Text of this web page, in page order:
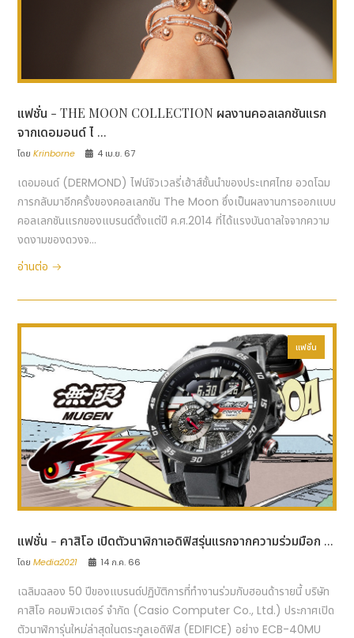
แฟชั่น - THE MOON COLLECTION ผลงานคอลเลกชันแรก
จากเดอมอนด์ ไ ...
โดยKrinborne 4 เม.ย. 67
เดอมอนด์ (DERMOND) ไฟน์จิวเวลรี่เฮ้าส์ชั้นนำของประเทศไทย อวดโฉม
การกลับมาอีกครั้งของคอลเลกชัน The Moon ซึ่งเป็นผลงานการออกแบบ
คอลเลกชันแรกของแบรนด์ตั้งแต่ปี ค.ศ.2014 ที่ได้แรงบันดาลใจจากความ
งดงามของดวงจ...
อ่านต่อ
แฟชั่น
แฟชั่น - คาสิโอ เปิดตัวนาฬิกาเอดิฟิสรุ่นแรกจากความร่วมมือก ...
โดยMedia2021 14 ก.ค. 66
เฉลิมฉลอง 50 ปีของแบรนด์ปฏิบัติการที่ทำงานร่วมกับฮอนด้ารายนี้ บริษัท
คาสิโอ คอมพิวเตอร์ จำกัด (Casio Computer Co., Ltd.) ประกาศเปิด
ตัวนาฬิการุ่นใหม่ล่าสุดในตระกูลเอดิฟิส (EDIFICE) อย่าง ECB-40MU